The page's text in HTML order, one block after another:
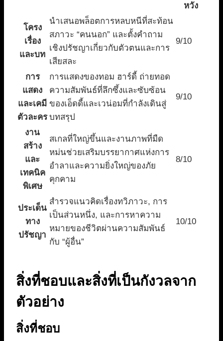
หวัง
โครง
เรื่อง
และบท
นำเสนอพล็อตการหลบหนีที่สะท้อน
สภาวะ “คนนอก” และตั้งคำถาม
เชิงปรัชญาเกี่ยวกับตัวตนและการ
เสียสละ
9/10
การ
แสดง
และเคมี
ตัวละคร
การแสดงของทอม ฮาร์ดี้ ถ่ายทอด
ความสัมพันธ์ที่ลึกซึ้งและซับซ้อน
ของเอ็ดดี้และเวน่อมที่กำลังเดินสู่
บทสรุป
9/10
งาน
สร้าง
และ
เทคนิค
พิเศษ
สเกลที่ใหญ่ขึ้นและงานภาพที่มืด
หม่นช่วยเสริมบรรยากาศแห่งการ
อำลาและความยิ่งใหญ่ของภัย
คุกคาม
8/10
ประเด็น
ทาง
ปรัชญา
สำรวจแนวคิดเรื่องทวิภาวะ, การ
เป็นส่วนหนึ่ง, และการหาความ
หมายของชีวิตผ่านความสัมพันธ์
กับ “ผู้อื่น”
10/10
สิ่งที่ชอบและสิ่งที่เป็นกังวลจาก
ตัวอย่าง
สิ่งที่ชอบ